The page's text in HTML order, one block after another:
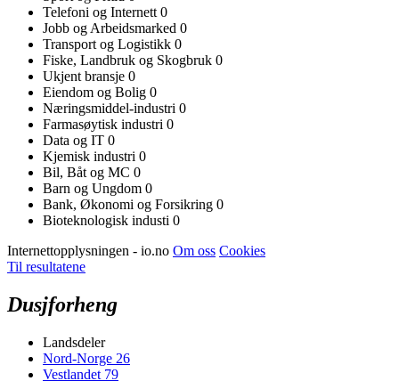
Telefoni og Internett 0
Jobb og Arbeidsmarked 0
Transport og Logistikk 0
Fiske, Landbruk og Skogbruk 0
Ukjent bransje 0
Eiendom og Bolig 0
Næringsmiddel-industri 0
Farmasøytisk industri 0
Data og IT 0
Kjemisk industri 0
Bil, Båt og MC 0
Barn og Ungdom 0
Bank, Økonomi og Forsikring 0
Bioteknologisk industi 0
Internettopplysningen - io.no Om oss Cookies
Til resultatene
Dusjforheng
Landsdeler
Nord-Norge 26
Vestlandet 79